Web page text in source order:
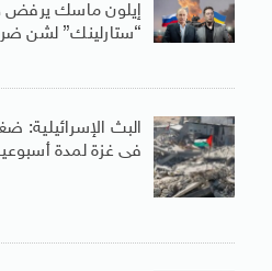
إيلون ماسك يرفض
“ستارلينك” لشن
البث الإسرائيلية:
فى غزة لمدة